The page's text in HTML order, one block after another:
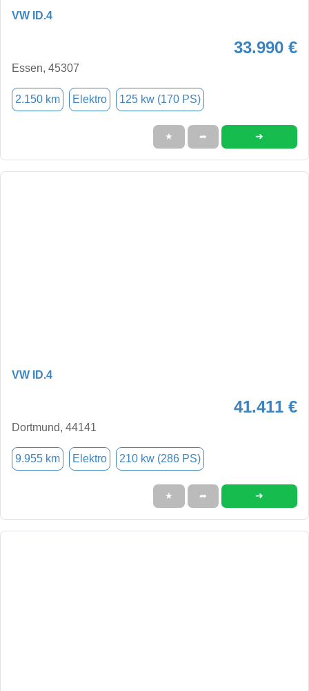
VW ID.4
33.990 €
Essen, 45307
2.150 km Elektro 125 kw (170 PS)
★ ➦ ➜
VW ID.4
41.411 €
Dortmund, 44141
9.955 km Elektro 210 kw (286 PS)
★ ➦ ➜